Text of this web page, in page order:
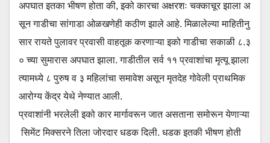
अपघात इतका भीषण होता की, इको कारचा अक्षरशः चक्काचूर झाला अ
सून गाडीचा सांगाडा ओळखणेही कठीण झाले आहे. मिळालेल्या माहितीनु
सार रायते पुलावर प्रवासी वाहतूक करणाऱ्या इको गाडीचा सकाळी ८.३
० च्या सुमारास अपघात झाला. गाडीतील सर्व ११ प्रवाशांचा मृत्यू झाला
त्यामध्ये ८ पुरुष व ३ महिलांचा समावेश असून मृतदेह गोवेली प्राथमिक
आरोग्य केंद्र येथे नेण्यात आली.
प्रवाशांनी भरलेली इको कार मार्गावरून जात असताना समोरून येणाऱ्या
सिमेंट मिक्सरने तिला जोरदार धडक दिली. धडक इतकी भीषण होती